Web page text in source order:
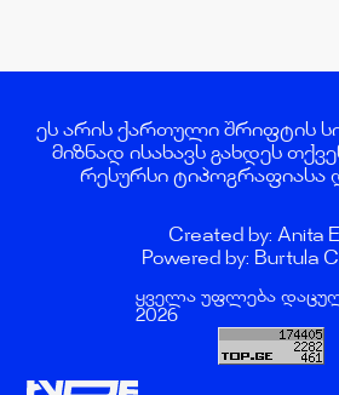
ეს არის ქართული შრიფტის
მიზნად ისახავს გახდეს
რესურსი ტიპოგრაფიასა
Created by: Anita
Powered by: Burtula
ყველა უფლება
2026